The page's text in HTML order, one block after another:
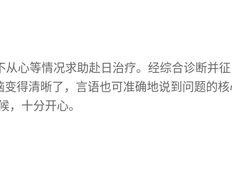
心等情况求助赴日治疗。经综合诊断并
得清晰了，言语也可准确地说到问题的
，十分开心。